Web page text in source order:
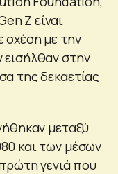
Z είναι
σχέση με την
στην
της δεκαετίας
μεταξύ
και των μέσων
γενιά που